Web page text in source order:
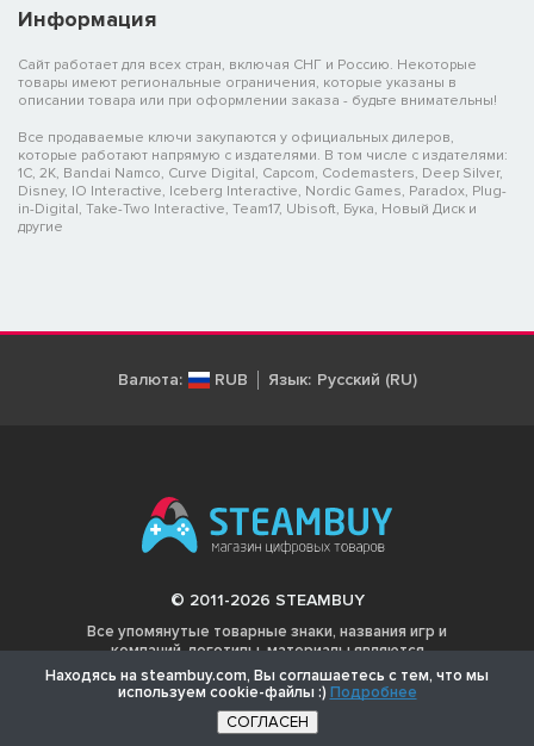
Информация
Сайт работает для всех стран, включая СНГ и Россию. Некоторые
товары имеют региональные ограничения, которые указаны в
описании товара или при оформлении заказа - будьте внимательны!
Все продаваемые ключи закупаются у официальных дилеров,
которые работают напрямую с издателями. В том числе с издателями:
1C, 2K, Bandai Namco, Curve Digital, Capcom, Codemasters, Deep Silver,
Disney, IO Interactive, Iceberg Interactive, Nordic Games, Paradox, Plug-
in-Digital, Take-Two Interactive, Team17, Ubisoft, Бука, Новый Диск и
другие
Валюта: RUB Язык: Русский (RU)
© 2011-2026 STEAMBUY
Все упомянутые товарные знаки, названия игр и
компаний, логотипы, материалы являются
собственностью соответствующих владельцев.
Находясь на steambuy.com, Вы соглашаетесь с тем, что мы
используем cookie-файлы :) Подробнее